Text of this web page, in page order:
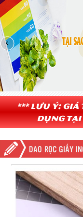
*** Lưu ý:
dụng tại
DAO RỌC GIẤY